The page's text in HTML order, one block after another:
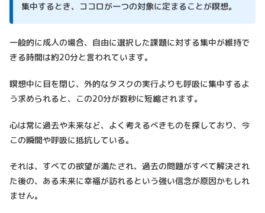
集中するとき、ココロが一つの対象に定まることが瞑想。
一般的に成人の場合、自由に選択した課題に対する集中が維持で
きる時間は約20分と言われています。
瞑想中に目を閉じ、外的なタスクの実行よりも呼吸に集中するよ
う求められると、この20分が数秒に短縮されます。
心は常に過去や未来など、よく考えるべきものを探しており、今
この瞬間や呼吸に抵抗している。
それは、すべての欲望が満たされ、過去の問題がすべて解決され
た後の、ある未来に幸福が訪れるという強い信念が原因かもしれ
ません。